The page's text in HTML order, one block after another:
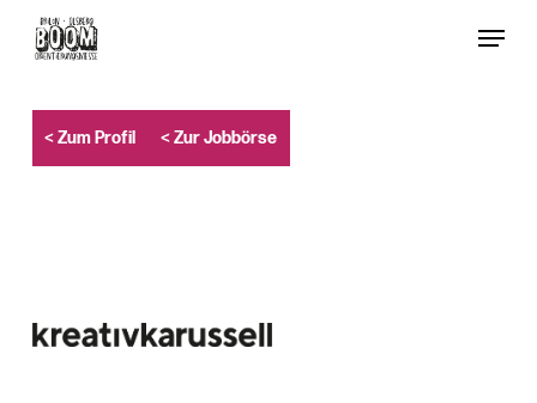
content
Menu
< Zum Profil < Zur Jobbörse